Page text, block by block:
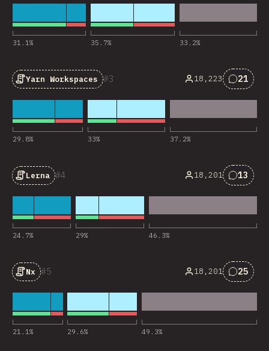
31.1% 35.7% 33.2%
3
Yarn Workspaces
29.8% 33% 37.2%
18,223
对
21
4
Lerna
24.7% 29% 46.3%
18,201
对
13
5
Nx
21.1% 29.6% 49.3%
18,201
对“Nx”
25